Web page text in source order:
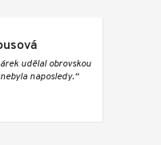
udělal obrovskou
naposledy.“